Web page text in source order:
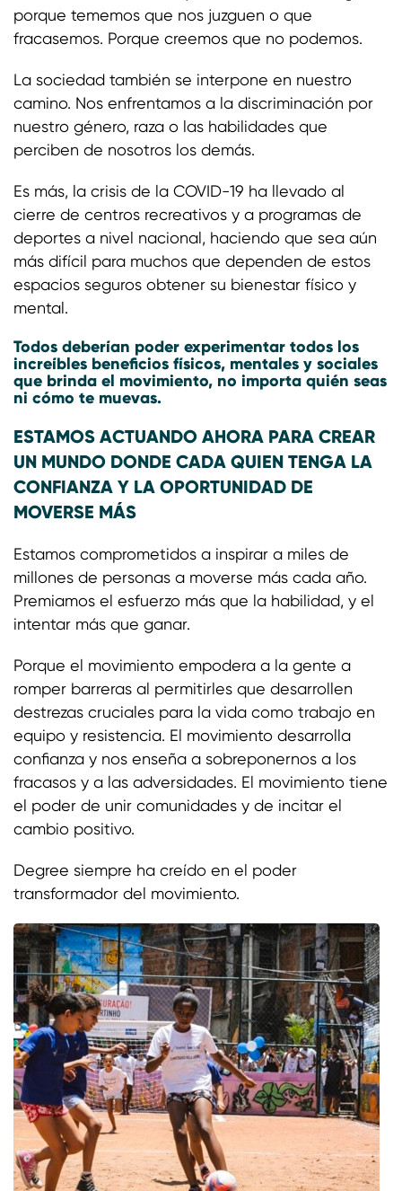
porque tememos que nos juzguen o que
fracasemos. Porque creemos que no podemos.
La sociedad también se interpone en nuestro
camino. Nos enfrentamos a la discriminación por
nuestro género, raza o las habilidades que
perciben de nosotros los demás.
Es más, la crisis de la COVID-19 ha llevado al
cierre de centros recreativos y a programas de
deportes a nivel nacional, haciendo que sea aún
más difícil para muchos que dependen de estos
espacios seguros obtener su bienestar físico y
mental.
Todos deberían poder experimentar todos los
increíbles beneficios físicos, mentales y sociales
que brinda el movimiento, no importa quién seas
ni cómo te muevas.
ESTAMOS ACTUANDO AHORA PARA CREAR
UN MUNDO DONDE CADA QUIEN TENGA LA
CONFIANZA Y LA OPORTUNIDAD DE
MOVERSE MÁS
Estamos comprometidos a inspirar a miles de
millones de personas a moverse más cada año.
Premiamos el esfuerzo más que la habilidad, y el
intentar más que ganar.
Porque el movimiento empodera a la gente a
romper barreras al permitirles que desarrollen
destrezas cruciales para la vida como trabajo en
equipo y resistencia. El movimiento desarrolla
confianza y nos enseña a sobreponernos a los
fracasos y a las adversidades. El movimiento tiene
el poder de unir comunidades y de incitar el
cambio positivo.
Degree siempre ha creído en el poder
transformador del movimiento.